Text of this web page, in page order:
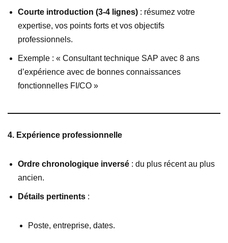
Courte introduction (3-4 lignes) : résumez votre
expertise, vos points forts et vos objectifs
professionnels.
Exemple : « Consultant technique SAP avec 8 ans
d’expérience avec de bonnes connaissances
fonctionnelles FI/CO »
4. Expérience professionnelle
Ordre chronologique inversé : du plus récent au plus
ancien.
Détails pertinents :
Poste, entreprise, dates.